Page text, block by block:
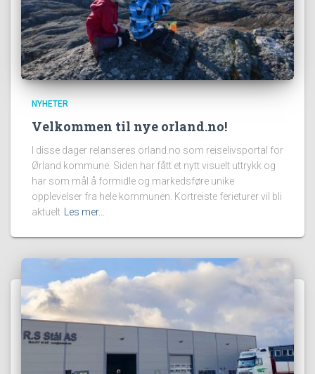
NYHETER
Velkommen til nye orland.no!
I disse dager relanseres orland.no som reiselivsportal for
Ørland kommune. Siden har fått et nytt visuelt uttrykk og
har som mål å formidle og markedsføre unike
opplevelser fra hele kommunen. Kortreiste ferieturer vil bli
aktuelt
Les mer…